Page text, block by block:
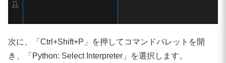
次に、「Ctrl+Shift+P」を押してコマンドパレットを開
き、「Python: Select Interpreter」を選択します。